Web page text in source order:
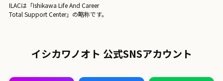
ILACは「Ishikawa Life And Career
Total Support Center」の略称です。
イシカワノオト 公式SNSアカウント